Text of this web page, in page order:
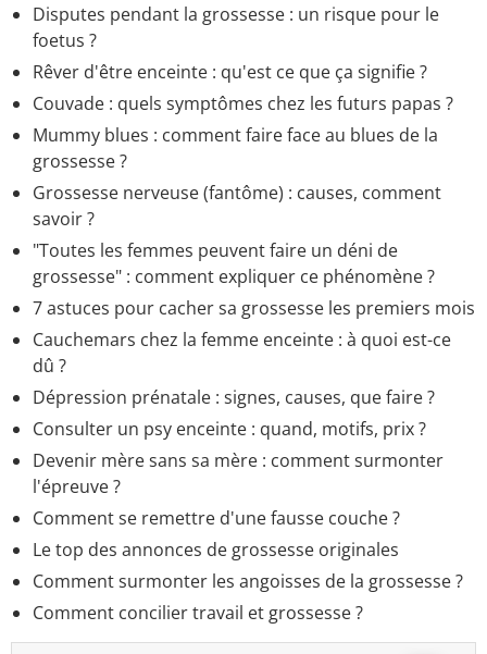
Disputes pendant la grossesse : un risque pour le
foetus ?
Rêver d'être enceinte : qu'est ce que ça signifie ?
Couvade : quels symptômes chez les futurs papas ?
Mummy blues : comment faire face au blues de la
grossesse ?
Grossesse nerveuse (fantôme) : causes, comment
savoir ?
"Toutes les femmes peuvent faire un déni de
grossesse" : comment expliquer ce phénomène ?
7 astuces pour cacher sa grossesse les premiers mois
Cauchemars chez la femme enceinte : à quoi est-ce
dû ?
Dépression prénatale : signes, causes, que faire ?
Consulter un psy enceinte : quand, motifs, prix ?
Devenir mère sans sa mère : comment surmonter
l'épreuve ?
Comment se remettre d'une fausse couche ?
Le top des annonces de grossesse originales
Comment surmonter les angoisses de la grossesse ?
Comment concilier travail et grossesse ?